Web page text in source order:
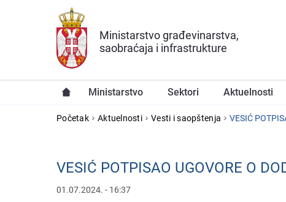
Preskoči na glavni deo sadržaja
Ministarstvo građevinarstva,
saobraćaja i infrastrukture
Ministarstvo Sektori Aktuelnosti
YOU ARE HERE
Početak Aktuelnosti Vesti i saopštenja VESIĆ
VESIĆ POTPISAO UGOVORE O
01.07.2024. - 16:37